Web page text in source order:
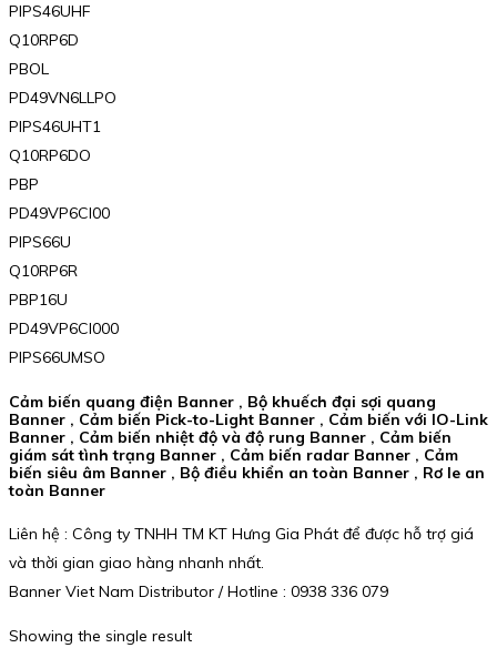
PIPS46UHF
Q10RP6D
PBOL
PD49VN6LLPO
PIPS46UHT1
Q10RP6DO
PBP
PD49VP6Cl00
PIPS66U
Q10RP6R
PBP16U
PD49VP6Cl000
PIPS66UMSO
Cảm biến quang điện Banner , Bộ khuếch đại sợi quang
Banner , Cảm biến Pick-to-Light Banner , Cảm biến với IO-Link
Banner , Cảm biến nhiệt độ và độ rung Banner , Cảm biến
giám sát tình trạng Banner , Cảm biến radar Banner , Cảm
biến siêu âm Banner , Bộ điều khiển an toàn Banner , Rơ le an
toàn Banner
Liên hệ : Công ty TNHH TM KT Hưng Gia Phát để được hỗ trợ giá
và thời gian giao hàng nhanh nhất.
Banner Viet Nam Distributor / Hotline : 0938 336 079
Showing the single result